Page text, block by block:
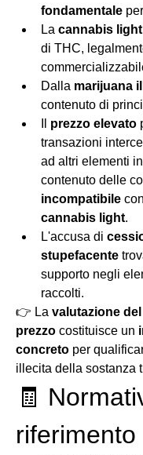
fondamentale
La cannabis light
di THC,
Dalla marijuana
contenuto di
prezzo elevato
transazioni
ad altri elementi
incompatibile
cannabis light.
L'accusa di
stupefacente
supporto negli
raccolti.
👉 La valutazione del
prezzo costituisce un
concreto per
illecita della sostanza
🧾
riferimento